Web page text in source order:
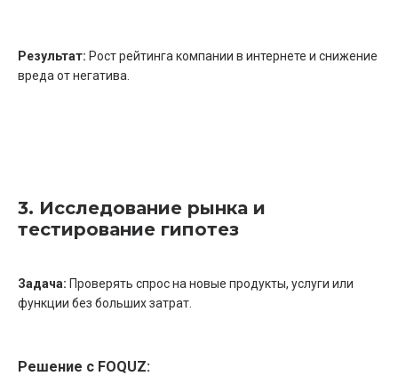
Результат: Рост рейтинга компании в интернете и снижение
вреда от негатива.
3. Исследование рынка и
тестирование гипотез
Задача: Проверять спрос на новые продукты, услуги или
функции без больших затрат.
Решение с FOQUZ: